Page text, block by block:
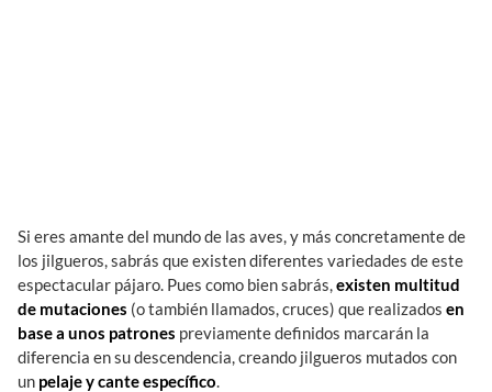
Si eres amante del mundo de las aves, y más concretamente de
los jilgueros, sabrás que existen diferentes variedades de este
espectacular pájaro. Pues como bien sabrás,existen multitud
de mutaciones (o también llamados, cruces) que realizados en
base a unos patrones previamente definidos marcarán la
diferencia en su descendencia, creando jilgueros mutados con
un pelaje y cante específico.